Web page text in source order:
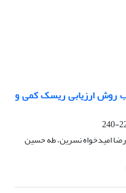
روش ارزیابی ریسک کمی و
امیدخواه نسرین، طه حسین